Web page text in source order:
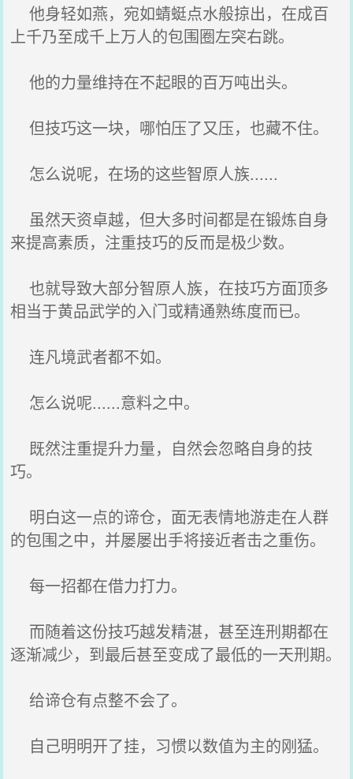
他身轻如燕，宛如蜻蜓点水般掠出，在成百
上千乃至成千上万人的包围圈左突右跳。
他的力量维持在不起眼的百万吨出头。
但技巧这一块，哪怕压了又压，也藏不住。
怎么说呢，在场的这些智原人族......
虽然天资卓越，但大多时间都是在锻炼自身
来提高素质，注重技巧的反而是极少数。
也就导致大部分智原人族，在技巧方面顶多
相当于黄品武学的入门或精通熟练度而已。
连凡境武者都不如。
怎么说呢......意料之中。
既然注重提升力量，自然会忽略自身的技
巧。
明白这一点的谛仓，面无表情地游走在人群
的包围之中，并屡屡出手将接近者击之重伤。
每一招都在借力打力。
而随着这份技巧越发精湛，甚至连刑期都在
逐渐减少，到最后甚至变成了最低的一天刑期。
给谛仓有点整不会了。
自己明明开了挂，习惯以数值为主的刚猛。